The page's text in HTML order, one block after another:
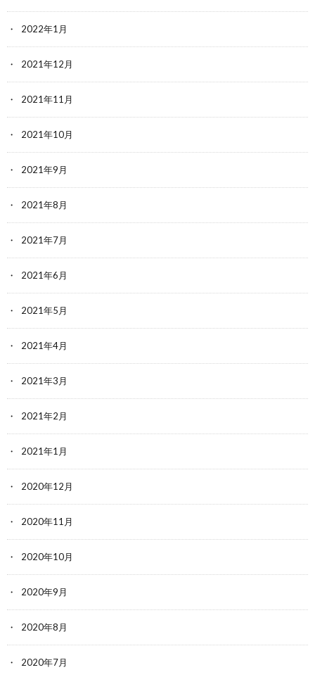
2022年1月
2021年12月
2021年11月
2021年10月
2021年9月
2021年8月
2021年7月
2021年6月
2021年5月
2021年4月
2021年3月
2021年2月
2021年1月
2020年12月
2020年11月
2020年10月
2020年9月
2020年8月
2020年7月